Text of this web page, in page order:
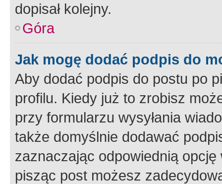
dopisał kolejny.
Góra
Jak mogę dodać podpis do
Aby dodać podpis do postu po
profilu. Kiedy już to zrobisz
przy formularzu wysyłania
także domyślnie dodawać
zaznaczając odpowiednią
pisząc post możesz